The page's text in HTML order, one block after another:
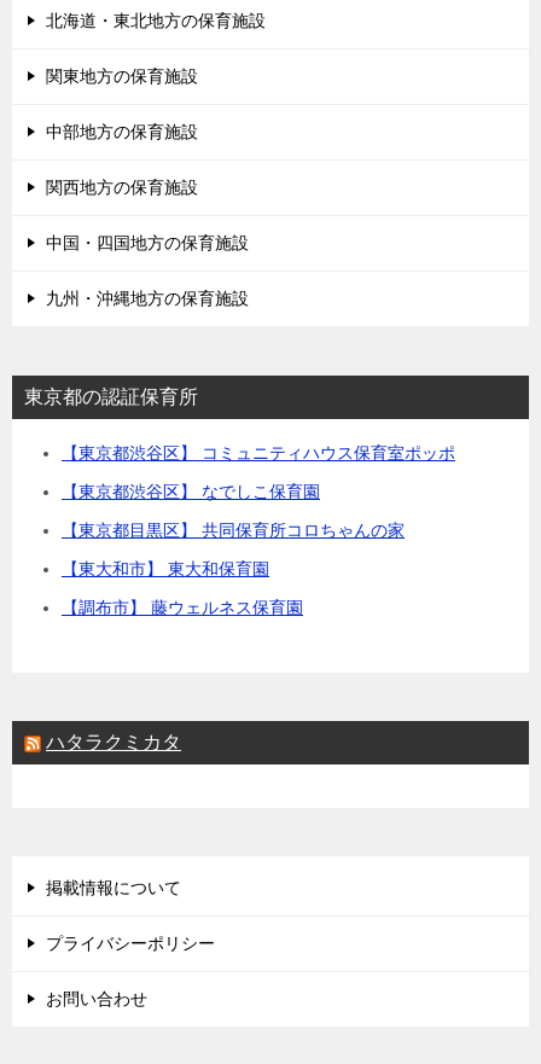
北海道・東北地方の保育施設
関東地方の保育施設
中部地方の保育施設
関西地方の保育施設
中国・四国地方の保育施設
九州・沖縄地方の保育施設
東京都の認証保育所
【東京都渋谷区】 コミュニティハウス保育室ポッポ
【東京都渋谷区】 なでしこ保育園
【東京都目黒区】 共同保育所コロちゃんの家
【東大和市】 東大和保育園
【調布市】 藤ウェルネス保育園
ハタラクミカタ
掲載情報について
プライバシーポリシー
お問い合わせ